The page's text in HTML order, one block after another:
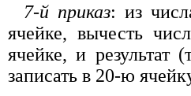
7-й приказ: из
ячейке, вычесть
ячейке, и результат
записать в 20-ю